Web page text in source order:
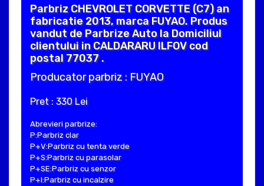
Parbriz CHEVROLET CORVETTE (C7) an
fabricatie 2013, marca FUYAO. Produs
vandut de Parbrize Auto la Domiciliul
clientului in CALDARARU ILFOV cod
postal 77037 .
Producator parbriz : FUYAO
Pret : 330 Lei
Abrevieri parbrize:
P:Parbriz clar
P+V:Parbriz cu tenta verde
P+S:Parbriz cu parasolar
P+SE:Parbriz cu senzor
P+I:Parbriz cu incalzire